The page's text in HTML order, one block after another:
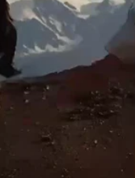
ДЫШАТЬ С